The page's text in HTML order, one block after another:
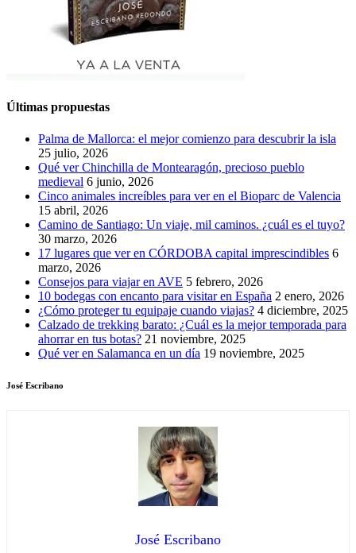
Últimas propuestas
Palma de Mallorca: el mejor comienzo para descubrir la isla
25 julio, 2026
Qué ver Chinchilla de Montearagón, precioso pueblo
medieval 6 junio, 2026
Cinco animales increíbles para ver en el Bioparc de Valencia
15 abril, 2026
Camino de Santiago: Un viaje, mil caminos. ¿cuál es el tuyo?
30 marzo, 2026
17 lugares que ver en CÓRDOBA capital imprescindibles 6
marzo, 2026
Consejos para viajar en AVE 5 febrero, 2026
10 bodegas con encanto para visitar en España 2 enero, 2026
¿Cómo proteger tu equipaje cuando viajas? 4 diciembre, 2025
Calzado de trekking barato: ¿Cuál es la mejor temporada para
ahorrar en tus botas? 21 noviembre, 2025
Qué ver en Salamanca en un día 19 noviembre, 2025
José Escribano
José Escribano